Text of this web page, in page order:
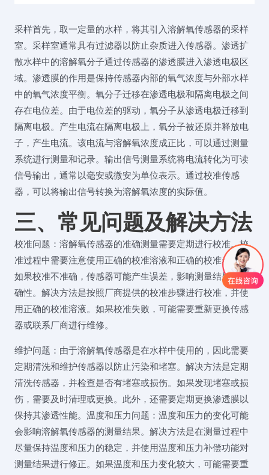
采样首先，取一定量的水样，将其引入溶解氧传感器的采样
室。采样室通常具有过滤器以防止杂质进入传感器。渗透扩
散水样中的溶解氧分子通过传感器的渗透膜进入渗透电极区
域。渗透膜的作用是保持传感器内部的氧气浓度与外部水样
中的氧气浓度平衡。氧分子迁移在渗透电极和隔离电极之间
存在电位差。由于电位差的驱动，氧分子从渗透电极迁移到
隔离电极。产生电流在隔离电极上，氧分子被还原并释放电
子，产生电流。该电流与溶解氧浓度成正比，可以通过测量
系统进行测量和记录。输出信号测量系统将电流转化为可读
信号输出，通常以毫安或微安为单位表示。通过校准传感
器，可以将输出信号转换为溶解氧浓度的实际值。
三、常见问题及解决方法
校准问题：溶解氧传感器的准确测量需要定期进行校准。校
准过程中需要注意使用正确的校准溶液和正确的校准步骤。
如果校准不准确，传感器可能产生误差，影响测量结果的准
确性。解决方法是按照厂商提供的校准步骤进行校准，并使
用正确的校准溶液。如果校准失败，可能需要重新更换传感
器或联系厂商进行维修。
维护问题：由于溶解氧传感器是在水样中使用的，因此需要
定期清洗和维护传感器以防止污染和堵塞。解决方法是定期
清洗传感器，并检查是否有堵塞或损伤。如果发现堵塞或损
伤，需要及时清理或更换。此外，还需要定期更换渗透膜以
保持其渗透性能。温度和压力问题：温度和压力的变化可能
会影响溶解氧传感器的测量结果。解决方法是在测量过程中
尽量保持温度和压力的稳定，并使用温度和压力补偿功能对
测量结果进行修正。如果温度和压力变化较大，可能需要重